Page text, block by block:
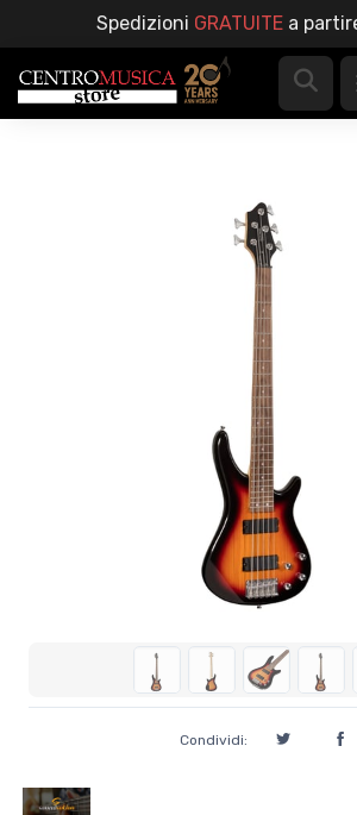
Spedizioni GRATUITEa
Condividi: